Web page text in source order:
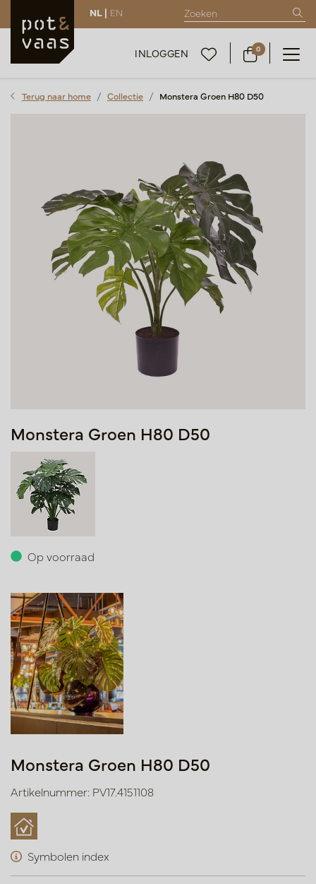
NL | EN
INLOGGEN 0
Terug naar home Collectie Monstera Groen H80 D50
Monstera Groen H80 D50
Op voorraad
Monstera Groen H80 D50
Artikelnummer: PV17.4151108
Symbolen index